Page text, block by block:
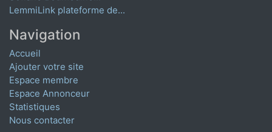
LemmiLink plateforme de...
Navigation
Accueil
Ajouter votre site
Espace membre
Espace Annonceur
Statistiques
Nous contacter